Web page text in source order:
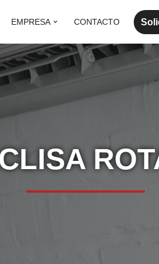
EMPRESA CONTACTO